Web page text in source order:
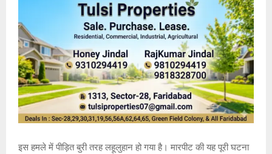
इस हमले में पीड़ित बुरी तरह लहूलुहान हो गया है। मारपीट की यह पूरी घटना